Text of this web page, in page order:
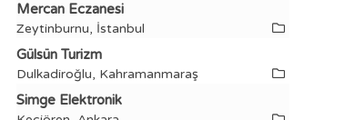
Mercan Eczanesi
Zeytinburnu, İstanbul
Gülsün Turizm
Dulkadiroğlu, Kahramanmaraş
Simge Elektronik